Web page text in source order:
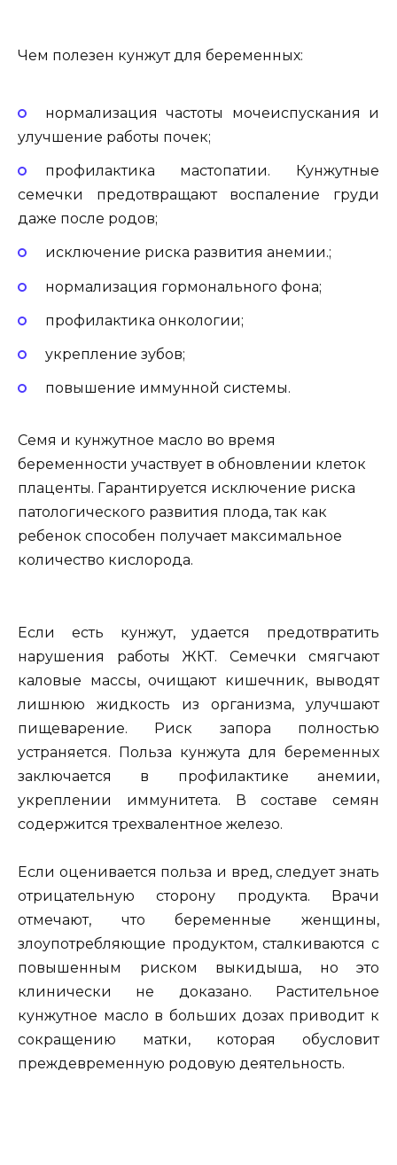
Чем полезен кунжут для беременных:
нормализация частоты мочеиспускания и
улучшение работы почек;
профилактика мастопатии. Кунжутные
семечки предотвращают воспаление груди
даже после родов;
исключение риска развития анемии.;
нормализация гормонального фона;
профилактика онкологии;
укрепление зубов;
повышение иммунной системы.
Семя и кунжутное масло во время
беременности участвует в обновлении клеток
плаценты. Гарантируется исключение риска
патологического развития плода, так как
ребенок способен получает максимальное
количество кислорода.
Если есть кунжут, удается предотвратить
нарушения работы ЖКТ. Семечки смягчают
каловые массы, очищают кишечник, выводят
лишнюю жидкость из организма, улучшают
пищеварение. Риск запора полностью
устраняется. Польза кунжута для беременных
заключается в профилактике анемии,
укреплении иммунитета. В составе семян
содержится трехвалентное железо.
Если оценивается польза и вред, следует знать
отрицательную сторону продукта. Врачи
отмечают, что беременные женщины,
злоупотребляющие продуктом, сталкиваются с
повышенным риском выкидыша, но это
клинически не доказано. Растительное
кунжутное масло в больших дозах приводит к
сокращению матки, которая обусловит
преждевременную родовую деятельность.